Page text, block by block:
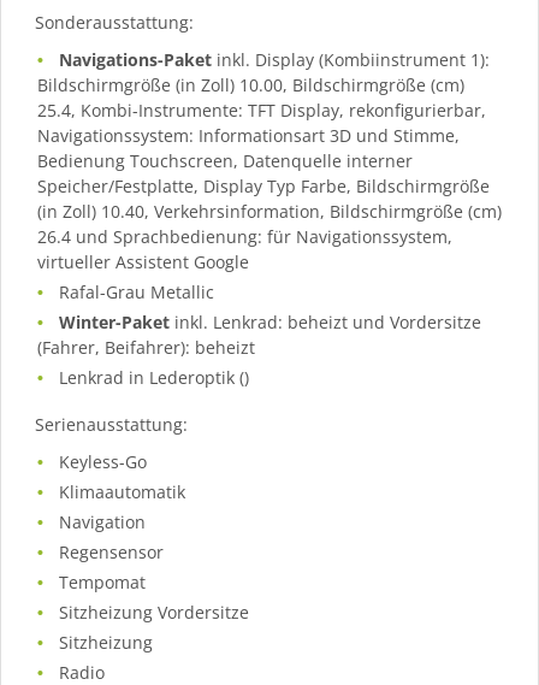
Sonderausstattung:
Navigations-Paket inkl. Display (Kombiinstrument 1):
Bildschirmgröße (in Zoll) 10.00, Bildschirmgröße (cm)
25.4, Kombi-Instrumente: TFT Display, rekonfigurierbar,
Navigationssystem: Informationsart 3D und Stimme,
Bedienung Touchscreen, Datenquelle interner
Speicher/Festplatte, Display Typ Farbe, Bildschirmgröße
(in Zoll) 10.40, Verkehrsinformation, Bildschirmgröße (cm)
26.4 und Sprachbedienung: für Navigationssystem,
virtueller Assistent Google
Rafal-Grau Metallic
Winter-Paket inkl. Lenkrad: beheizt und Vordersitze
(Fahrer, Beifahrer): beheizt
Lenkrad in Lederoptik ()
Serienausstattung:
Keyless-Go
Klimaautomatik
Navigation
Regensensor
Tempomat
Sitzheizung Vordersitze
Sitzheizung
Radio